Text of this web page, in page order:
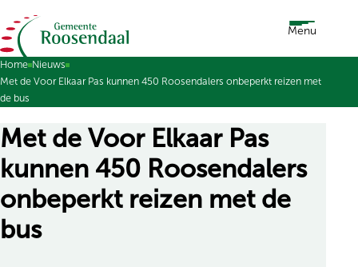
Ga naar de inhoud Menu
Home Nieuws
Met de Voor Elkaar Pas kunnen 450 Roosendalers onbeperkt reizen met
de bus
Met de Voor Elkaar Pas
kunnen 450 Roosendalers
onbeperkt reizen met de
bus